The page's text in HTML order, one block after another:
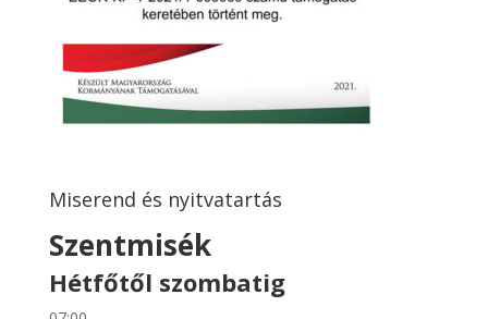
Miserend és nyitvatartás
Szentmisék
Hétfőtől szombatig